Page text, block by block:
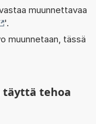
muunnettavaa
'.
muunnetaan, tässä
täyttä tehoa